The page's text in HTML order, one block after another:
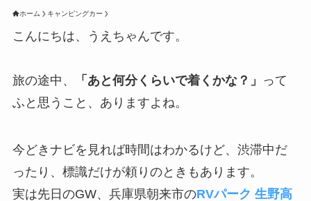
ホーム キャンピングカー
こんにちは、うえちゃんです。
旅の途中、 「あと何分くらいで着くかな？」 って
ふと思うこと、ありますよね。
今どきナビを見れば時間はわかるけど、渋滞中だ
ったり、標識だけが頼りのときもあります。
実は先日のGW、兵庫県朝来市のRVパーク 生野高